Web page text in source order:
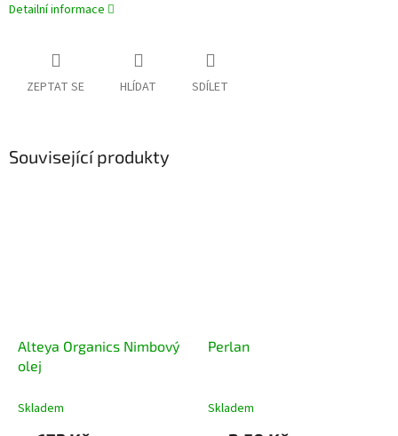
Detailní informace
ZEPTAT SE HLÍDAT SDÍLET
Související produkty
Alteya Organics Nimbový
olej
Skladem
Perlan
Skladem